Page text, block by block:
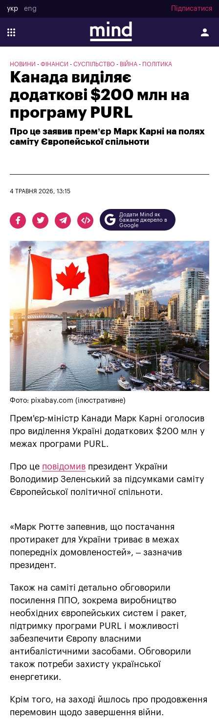
укр eng Підписатися
НОВИНИ ФІНАНСИ СУСПІЛЬСТВО ВІЙНА ПОЛІТИКА
Канада виділяє
додаткові $200 млн на
програму PURL
Про це заявив прем’єр Марк Карні на полях
саміту Європейської спільноти
4 ТРАВНЯ 2026, 13:15
Додати Mind як
бажане джерело в
Google
Фото: pixabay.com (ілюстративне)
Прем'єр-міністр Канади Марк Карні оголосив
про виділення Україні додаткових $200 млн у
межах програми PURL.
Про це повідомив президент України
Володимир Зеленський за підсумками саміту
Європейської політичної спільноти.
«Марк Рютте запевнив, що постачання
протиракет для України триває в межах
попередніх домовленостей», – зазначив
президент.
Також на саміті детально обговорили
посилення ППО, зокрема виробництво
необхідних європейських систем і ракет,
підтримку програми PURL і можливості
забезпечити Європу власними
антибалістичними засобами. Обговорили
також потреби захисту української
енергетики.
Крім того, на заході йшлось про продовження
перемовин щодо завершення війни.